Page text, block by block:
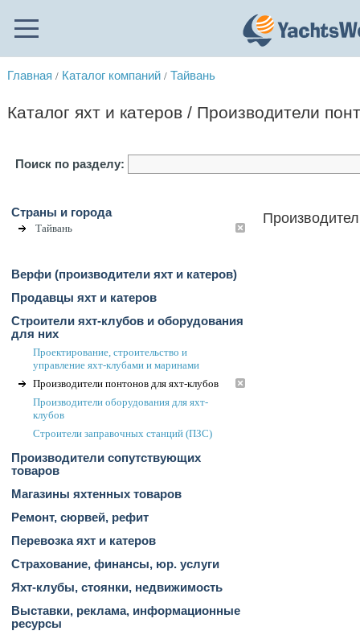
Главная / Каталог компаний / Тайвань
Каталог яхт и катеров / Производители
Поиск по разделу:
Страны и города
Тайвань
Верфи (производители яхт и катеров)
Продавцы яхт и катеров
Строители яхт-клубов и оборудования
для них
Проектирование, строительство и
управление яхт-клубами и маринами
Производители понтонов для яхт-клубов
Производители оборудования для яхт-
клубов
Строители заправочных станций (ПЗС)
Производители сопутствующих
товаров
Магазины яхтенных товаров
Ремонт, сюрвей, рефит
Перевозка яхт и катеров
Страхование, финансы, юр. услуги
Яхт-клубы, стоянки, недвижимость
Выставки, реклама, информационные
ресурсы